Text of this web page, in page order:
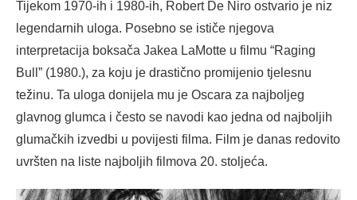
Tijekom 1970-ih i 1980-ih, Robert De Niro ostvario je niz
legendarnih uloga. Posebno se ističe njegova
interpretacija boksača Jakea LaMotte u filmu “Raging
Bull” (1980.), za koju je drastično promijenio tjelesnu
težinu. Ta uloga donijela mu je Oscara za najboljeg
glavnog glumca i često se navodi kao jedna od najboljih
glumačkih izvedbi u povijesti filma. Film je danas redovito
uvršten na liste najboljih filmova 20. stoljeća.